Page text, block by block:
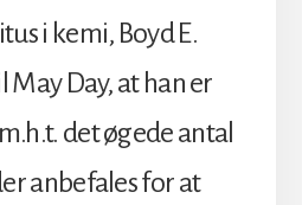
i kemi, Boyd E.
May Day, at han er
det øgede antal
anbefales for at